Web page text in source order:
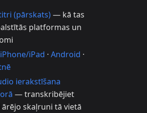
(pārskats)— kā tas
platformas un
iPhone/iPad · Android ·
ierakstīšana
— transkribējiet
ārējo skaļruni tā vietā